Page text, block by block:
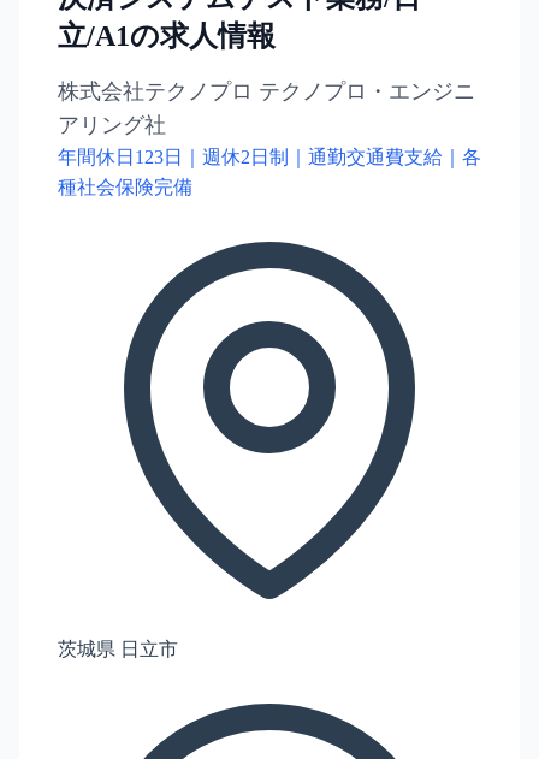
立/A1の求人情報
株式会社テクノプロ テクノプロ・エンジニ
アリング社
年間休日123日｜週休2日制｜通勤交通費支給｜各
種社会保険完備
茨城県 日立市